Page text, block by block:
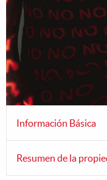
Información Básica
Resumen de la